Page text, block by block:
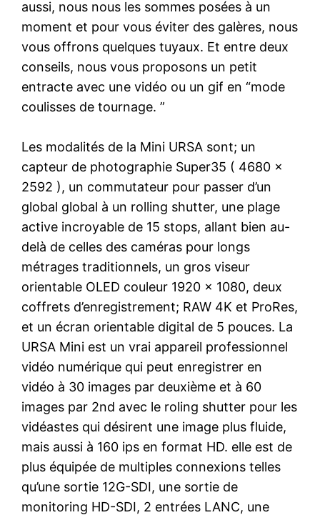
aussi, nous nous les sommes posées à un
moment et pour vous éviter des galères, nous
vous offrons quelques tuyaux. Et entre deux
conseils, nous vous proposons un petit
entracte avec une vidéo ou un gif en “mode
coulisses de tournage. ”
Les modalités de la Mini URSA sont; un
capteur de photographie Super35 ( 4680 x
2592 ), un commutateur pour passer d’un
global global à un rolling shutter, une plage
active incroyable de 15 stops, allant bien au-
delà de celles des caméras pour longs
métrages traditionnels, un gros viseur
orientable OLED couleur 1920 x 1080, deux
coffrets d’enregistrement; RAW 4K et ProRes,
et un écran orientable digital de 5 pouces. La
URSA Mini est un vrai appareil professionnel
vidéo numérique qui peut enregistrer en
vidéo à 30 images par deuxième et à 60
images par 2nd avec le roling shutter pour les
vidéastes qui désirent une image plus fluide,
mais aussi à 160 ips en format HD. elle est de
plus équipée de multiples connexions telles
qu’une sortie 12G-SDI, une sortie de
monitoring HD-SDI, 2 entrées LANC, une